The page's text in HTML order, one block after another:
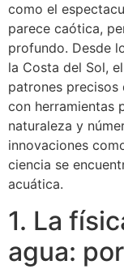
como el
parece caótica,
profundo. Desde
la Costa del Sol,
patrones
con herramientas
naturaleza y
innovaciones
ciencia se
acuática.
1. La
agua: